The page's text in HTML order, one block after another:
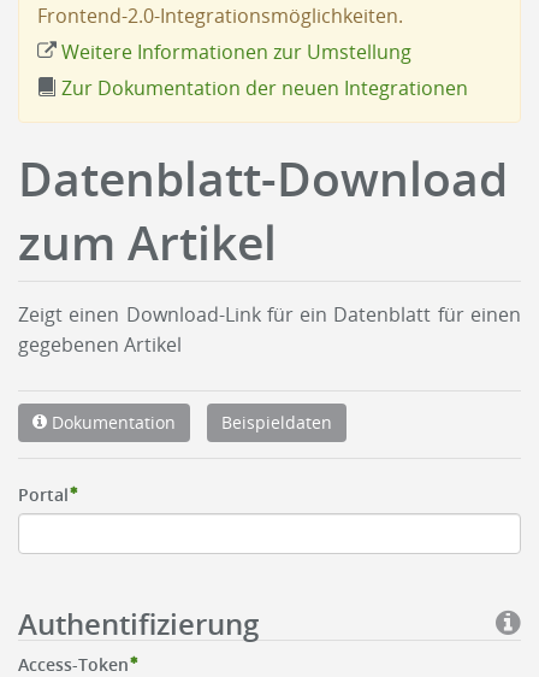
Frontend-2.0-Integrationsmöglichkeiten.
Weitere Informationen zur Umstellung
Zur Dokumentation der neuen Integrationen
Datenblatt-Download
zum Artikel
Zeigt einen Download-Link für ein Datenblatt für einen
gegebenen Artikel
Dokumentation Beispieldaten
Portal
Authentifizierung
Access-Token